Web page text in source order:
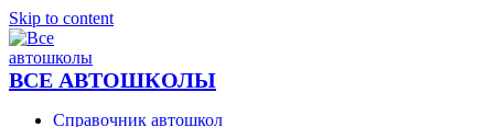
Skip to content
ВСЕ АВТОШКОЛЫ
Справочник автошкол